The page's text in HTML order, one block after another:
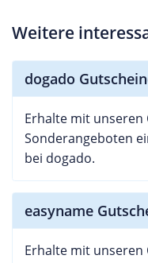
Weitere
dogado
Erhalte mit unseren
Sonderangeboten
bei dogado.
easyname
Erhalte mit unseren